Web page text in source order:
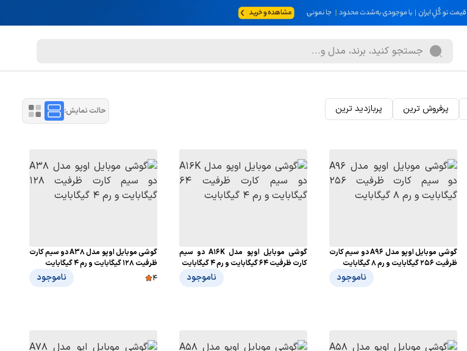
پرفروش ترین پربازدید ترین حالت نمایش:
گوشی موبایل اوپو مدل A96 دو سیم کارت
ظرفیت 256 گیگابایت و رم 8 گیگابایت
ناموجود
گوشی موبایل اوپو مدل A16K دو سیم
کارت ظرفیت 64 گیگابایت و رم 4 گیگابایت
ناموجود
گوشی موبایل اوپو مدل A38 دو سیم کارت
ظرفیت 128 گیگابایت و رم 4 گیگابایت
4
ناموجود